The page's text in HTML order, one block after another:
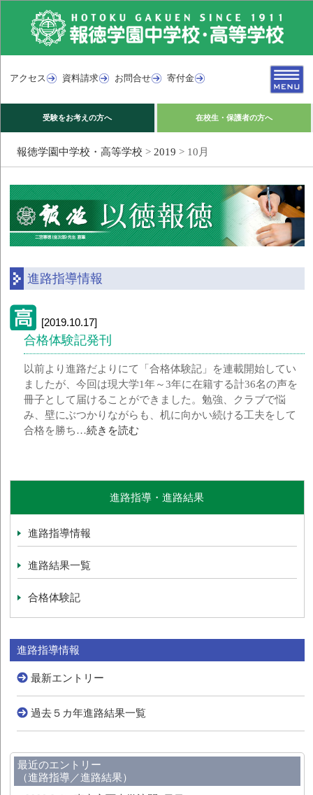
アクセス 資料請求 お問合せ 寄付金
受験をお考えの方へ 在校生・保護者の方へ
報徳学園中学校・高等学校 > 2019 > 10月
進路指導情報
[2019.10.17]
合格体験記発刊
以前より進路だよりにて「合格体験記」を連載開始してい
ましたが、今回は現大学1年～3年に在籍する計36名の声を
冊子として届けることができました。勉強、クラブで悩
み、壁にぶつかりながらも、机に向かい続ける工夫をして
合格を勝ち…続きを読む
進路指導・進路結果
進路指導情報
進路結果一覧
合格体験記
進路指導情報
最新エントリー
過去５カ年進路結果一覧
最近のエントリー
（進路指導／進路結果）